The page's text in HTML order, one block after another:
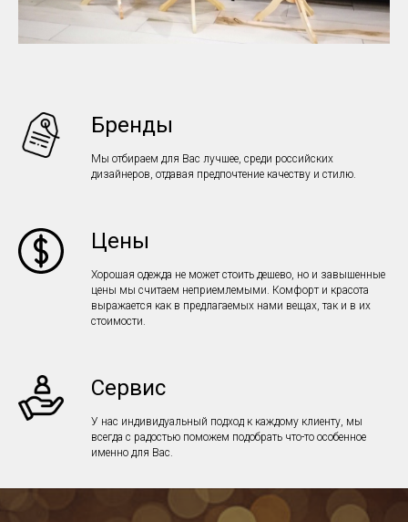
Бренды
Мы отбираем для Вас лучшее, среди российских
дизайнеров, отдавая предпочтение качеству и стилю.
Цены
Хорошая одежда не может стоить дешево, но и завышенные
цены мы считаем неприемлемыми. Комфорт и красота
выражается как в предлагаемых нами вещах, так и в их
стоимости.
Сервис
У нас индивидуальный подход к каждому клиенту, мы
всегда с радостью поможем подобрать что-то особенное
именно для Вас.